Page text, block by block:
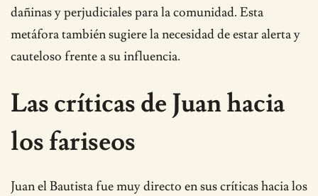
dañinas y perjudiciales para la comunidad. Esta
metáfora también sugiere la necesidad de estar alerta y
cauteloso frente a su influencia.
Las críticas de Juan hacia
los fariseos
Juan el Bautista fue muy directo en sus críticas hacia los